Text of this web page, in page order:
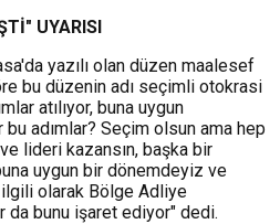
UYARISI
yazılı olan düzen maalesef
bu düzenin adı seçimli otokrasi
atılıyor, buna uygun
bu adımlar? Seçim olsun ama hep
lideri kazansın, başka bir
uygun bir dönemdeyiz ve
olarak Bölge Adliye
da bunu işaret ediyor" dedi.